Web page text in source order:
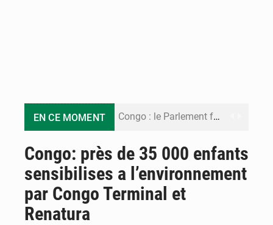
EN CE MOMENT Congo : le Parlement formule 28 recommandations sur le Cadre budgétaire 2027-2029
Congo : Brazzaville se dote d’un plan d’action pour renforcer sa résilience climatique
Congo : la Grande foire agricole pour renforcer la souveraineté alimentaire
Congo: près de 35 000 enfants
sensibilises a l’environnement
par Congo Terminal et
Renatura